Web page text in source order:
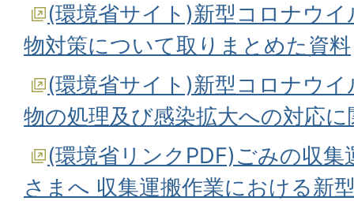
(環境省サイト)新型コロナウ
物対策について取りまとめた資料
(環境省サイト)新型コロナウ
物の処理及び感染拡大への対応
(環境省リンクPDF)ごみの収
さまへ 収集運搬作業における新